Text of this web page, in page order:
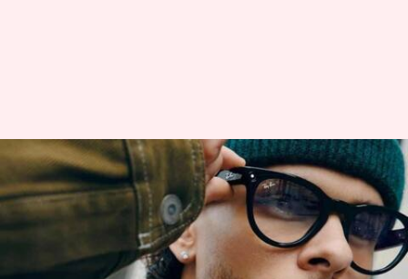
பார்க்கிங்கில் காரை
கண்டறியும் திறன்; ரே-
பான் ஸ்மார்ட்
கண்ணாடிகளில் சூப்பர்
அப்டேட் கொடுத்த மெட்டா